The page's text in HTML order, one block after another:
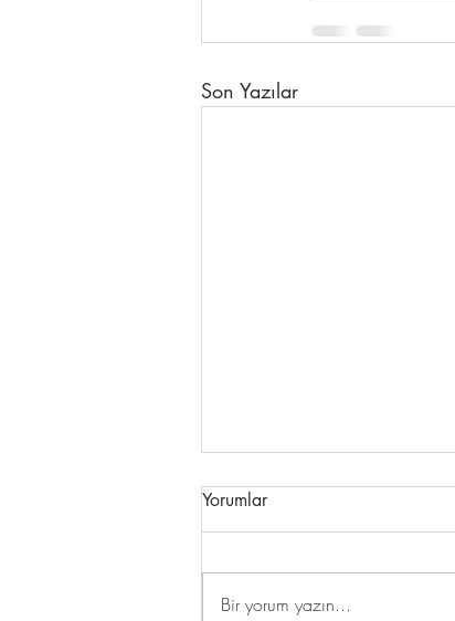
Son Yazılar
Yorumlar
Bir yorum yazın...